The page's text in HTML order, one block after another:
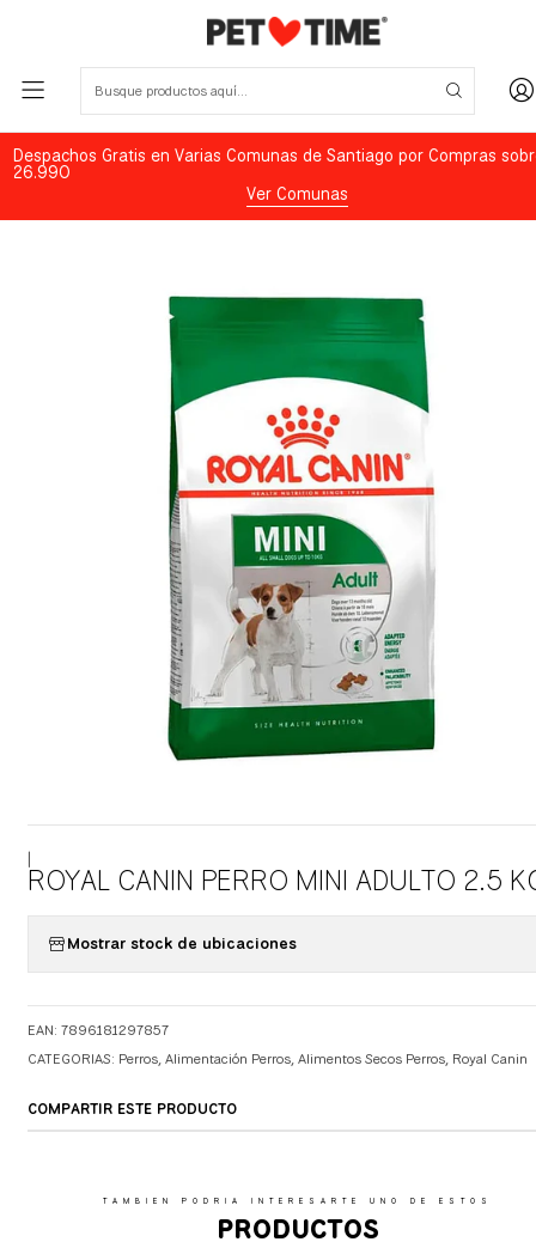
Despachos Gratis en Varias Comunas de Santiago por Compras
26.990
Ver Comunas
ROYAL CANIN PERRO MINI ADULTO 2.5
Mostrar stock de ubicaciones
EAN: 7896181297857
CATEGORIAS: Perros,Alimentación Perros,Alimentos Secos Perros, Royal Canin
COMPARTIR ESTE PRODUCTO
TAMBIEN PODRIA INTERESARTE UNO DE ESTOS
PRODUCTOS